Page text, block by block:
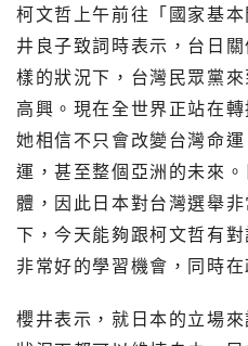
柯文哲上午前往「國家基
井良子致詞時表示，台日
樣的狀況下，台灣民眾黨
高興。現在全世界正站在
她相信不只會改變台灣命
運，甚至整個亞洲的未來
體，因此日本對台灣選舉
下，今天能夠跟柯文哲有
非常好的學習機會，同時
櫻井表示，就日本的立場